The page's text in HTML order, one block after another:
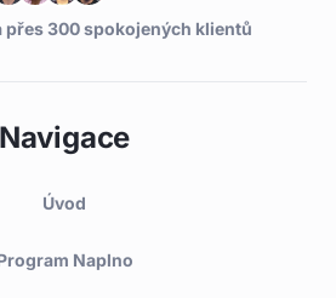
přes 300 spokojených klientů
Navigace
Úvod
Naplno